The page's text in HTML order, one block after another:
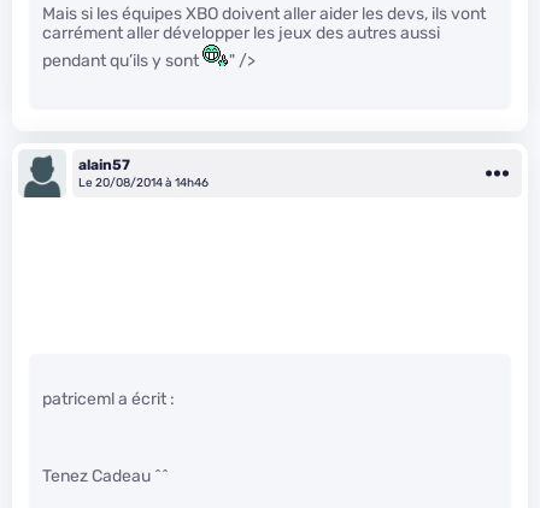
Mais si les équipes XBO doivent aller aider les devs, ils vont
carrément aller développer les jeux des autres aussi
pendant qu’ils y sont
" />
alain57
Le 20/08/2014 à 14h46
patriceml a écrit :
Tenez Cadeau ^^